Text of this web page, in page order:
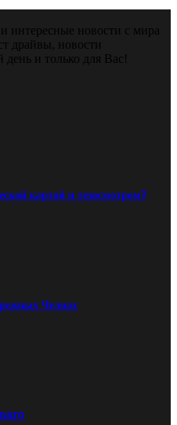
интересные новости с мира
драйвы, новости
и только для Вас!
картой и техосмотром?
Челнах